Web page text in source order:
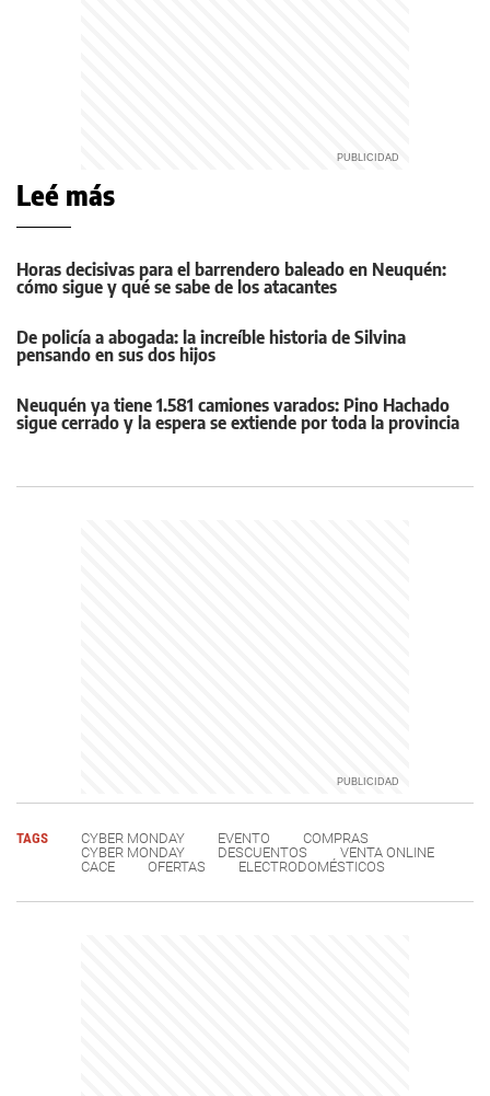
Leé más
Horas decisivas para el barrendero baleado en Neuquén:
cómo sigue y qué se sabe de los atacantes
De policía a abogada: la increíble historia de Silvina
pensando en sus dos hijos
Neuquén ya tiene 1.581 camiones varados: Pino Hachado
sigue cerrado y la espera se extiende por toda la provincia
TAGS CYBER MONDAY EVENTO
COMPRAS
CYBER MONDAY
DESCUENTOS
VENTA ONLINE
CACE
OFERTAS ELECTRODOMÉSTICOS